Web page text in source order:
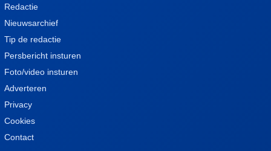
Redactie
Nieuwsarchief
Tip de redactie
Persbericht insturen
Foto/video insturen
Adverteren
Privacy
Cookies
Contact